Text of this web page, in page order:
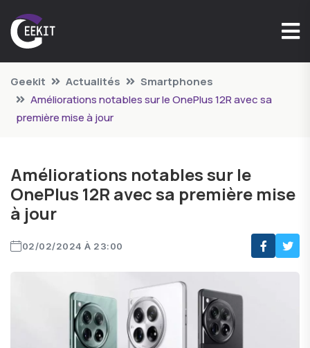
Geekit Actualités
Smartphones
Améliorations notables sur le OnePlus 12R avec sa
première mise à jour
Améliorations notables sur le
OnePlus 12R avec sa première mise
à jour
02/02/2024 À 23:00